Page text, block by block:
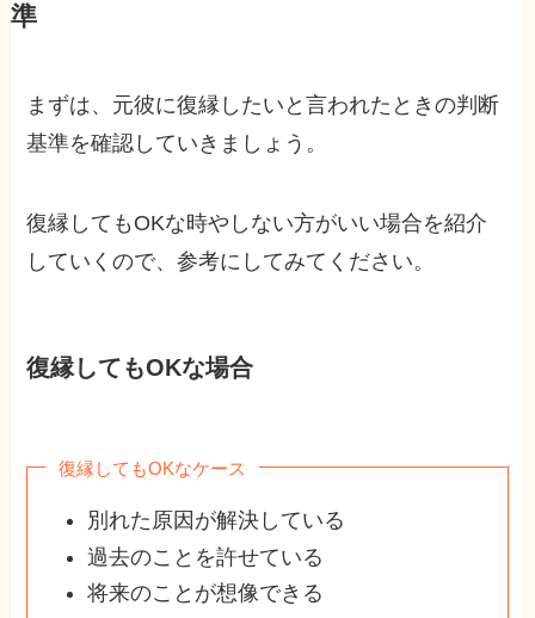
準
まずは、元彼に復縁したいと言われたときの判断
基準を確認していきましょう。
復縁してもOKな時やしない方がいい場合を紹介
していくので、参考にしてみてください。
復縁してもOKな場合
復縁してもOKなケース
別れた原因が解決している
過去のことを許せている
将来のことが想像できる